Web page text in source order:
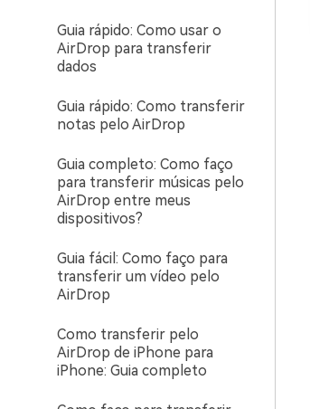
Guia rápido: Como usar o
AirDrop para transferir
dados
Guia rápido: Como transferir
notas pelo AirDrop
Guia completo: Como faço
para transferir músicas pelo
AirDrop entre meus
dispositivos?
Guia fácil: Como faço para
transferir um vídeo pelo
AirDrop
Como transferir pelo
AirDrop de iPhone para
iPhone: Guia completo